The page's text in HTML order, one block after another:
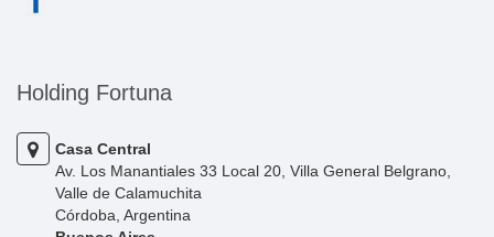
Holding Fortuna
Casa Central
Av. Los Manantiales 33 Local 20, Villa General Belgrano,
Valle de Calamuchita
Córdoba, Argentina